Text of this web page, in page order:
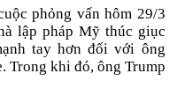
phỏng vấn hôm 29/3
lập pháp Mỹ thúc giục
tay hơn đối với ông
Trong khi đó, ông Trump